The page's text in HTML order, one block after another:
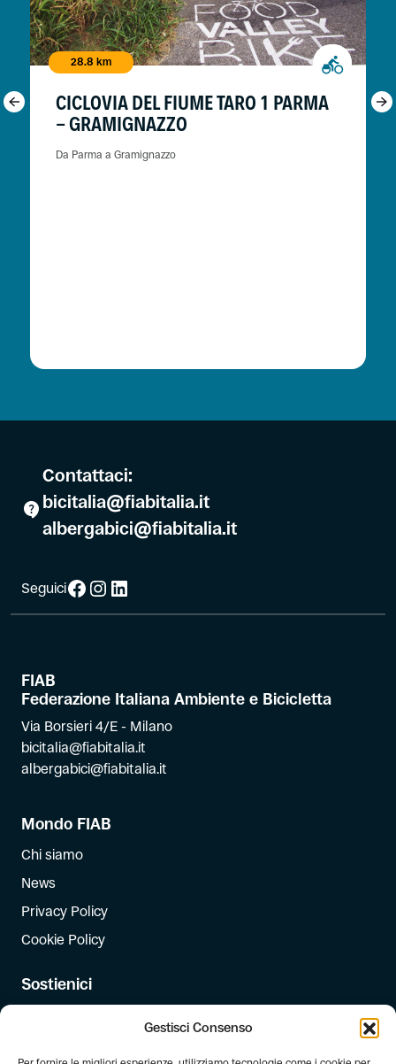
Gestisci Consenso
28.8 km
CICLOVIA DEL FIUME TARO 1 PARMA
- GRAMIGNAZZO
Da Parma a Gramignazzo
Contattaci:
bicitalia@fiabitalia.it
albergabici@fiabitalia.it
SeguiciFacebook
Instagram
LinkedIn
FIAB
Federazione Italiana Ambiente e Bicicletta
Via Borsieri 4/E - Milano
bicitalia@fiabitalia.it
albergabici@fiabitalia.it
Mondo FIAB
Chi siamo
News
Privacy Policy
Cookie Policy
Sostienici